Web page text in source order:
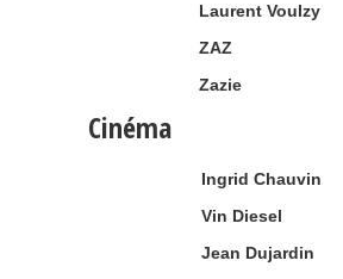
Laurent Voulzy
ZAZ
Zazie
Cinéma
Ingrid Chauvin
Vin Diesel
Jean Dujardin